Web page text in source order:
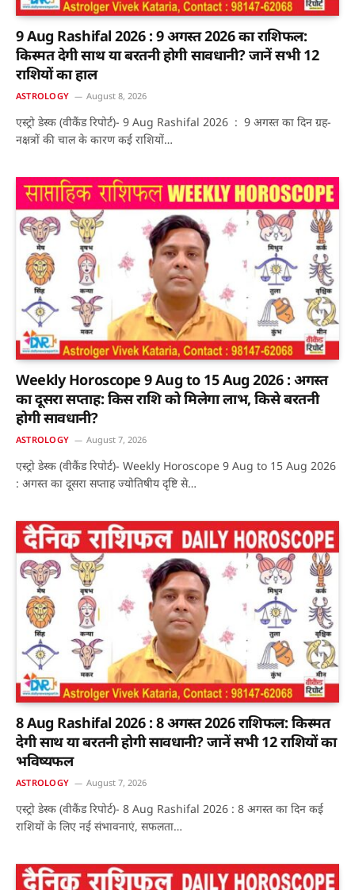
9 Aug Rashifal 2026 : 9 अगस्त 2026 का राशिफल:
किस्मत देगी साथ या बरतनी होगी सावधानी? जानें सभी 12
राशियों का हाल
ASTROLOGY August 8, 2026
एस्ट्रो डेस्क (वीकैंड रिपोर्ट)- 9 Aug Rashifal 2026 : 9 अगस्त का दिन ग्रह-
नक्षत्रों की चाल के कारण कई राशियों…
Weekly Horoscope 9 Aug to 15 Aug 2026 : अगस्त
का दूसरा सप्ताह: किस राशि को मिलेगा लाभ, किसे बरतनी
होगी सावधानी?
ASTROLOGY August 7, 2026
एस्ट्रो डेस्क (वीकैंड रिपोर्ट)- Weekly Horoscope 9 Aug to 15 Aug 2026
: अगस्त का दूसरा सप्ताह ज्योतिषीय दृष्टि से…
8 Aug Rashifal 2026 : 8 अगस्त 2026 राशिफल: किस्मत
देगी साथ या बरतनी होगी सावधानी? जानें सभी 12 राशियों का
भविष्यफल
ASTROLOGY August 7, 2026
एस्ट्रो डेस्क (वीकैंड रिपोर्ट)- 8 Aug Rashifal 2026 : 8 अगस्त का दिन कई
राशियों के लिए नई संभावनाएं, सफलता…